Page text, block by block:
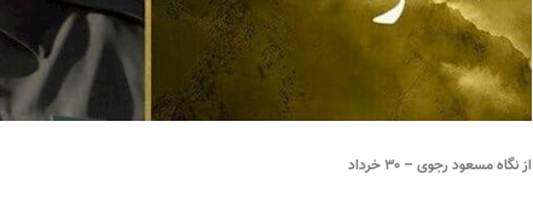
از نگاه مسعود رجوی – ۳۰ خرداد